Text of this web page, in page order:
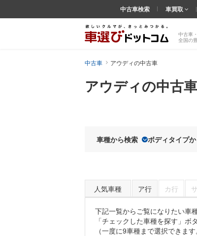
アウディの中古車
中古車
全国の
中古車検索 車買取
中古車 アウディの中古車
車種から検索 ボディタイプ
人気車種 ア行 カ行
下記一覧からご覧になりたい車
「チェックした車種を探す」ボ
（一度に9車種まで選択できます